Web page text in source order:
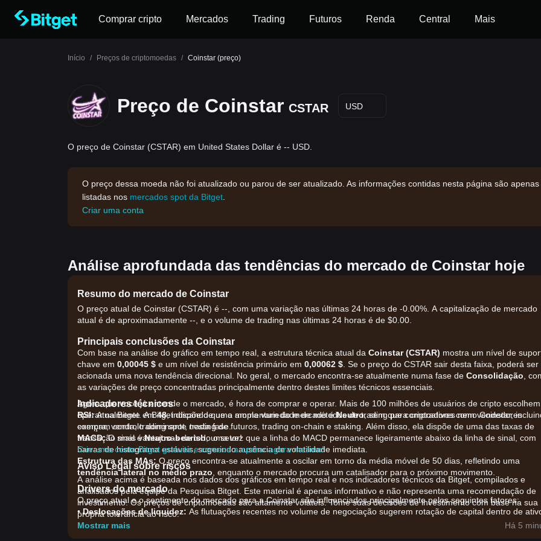
Comprar cripto Mercados Trading Futuros Renda Central Mais
Início / Preços de criptomoedas / Coinstar (preço)
Preço de Coinstar CSTAR USD
O preço de Coinstar (CSTAR) em United States Dollar é -- USD.
O preço dessa moeda não foi atualizado ou parou de ser atualizado. As informações contidas nesta página são
listadas nos mercados spot da Bitget
Criar uma conta
Análise aprofundada das tendências do mercado de Coinstar hoje
Resumo do mercado de Coinstar
O preço atual de Coinstar (CSTAR) é --, com uma variação nas últimas 24 horas de -0.00%. A capitalização de mercado
atual é de aproximadamente --, e o volume de trading nas últimas 24 horas é de $0.00.
Principais conclusões da Coinstar
Com base na análise do gráfico em tempo real, a estrutura técnica atual da Coinstar (CSTAR) mostra um nível de
chave em 0,00045 $ e um nível de resistência primário em 0,00062 $ . Se o preço do CSTAR sair desta faixa, poderá ser
acionada uma nova tendência direcional. No geral, o mercado encontra-se atualmente numa fase de Consolidação ,
as variações de preço concentradas principalmente dentro destes limites técnicos essenciais.
Indicadores técnicos
RSI:Atualmente em48, indicando que o momentum do mercado éNeutro, sem que compradores nem vendedores
exerçam controlo dominante nesta fase.
MACD:O sinal éNeutro-bearish, uma vez que a linha do MACD permanece ligeiramente abaixo da linha de sinal, com
barras de histograma estáveis, sugerindo ausência de volatilidade imediata.
Estrutura das MAs: O preço encontra-se atualmente a oscilar em torno da média móvel de 50 dias, refletindo uma
tendência lateral no médio prazo , enquanto o mercado procura um catalisador para o próximo movimento.
Drivers do mercado
O preço atual e o sentimento do mercado para a Coinstar são influenciados principalmente pelos seguintes fatores:
•Deslocações de liquidez: As flutuações recentes no volume de negociação sugerem rotação de capital dentro de
micro-cap, afetando a estabilidade do preço do CSTAR no curto prazo.
Agora que você já entende o mercado, é hora de comprar e operar. Mais de 100 milhões de usuários de cripto escolhem
operar na Bitget. A Bitget dispõe de uma ampla variedade de métodos de trading para criptoativos como Coinstar,
compra, venda, trading spot, trading de futuros, trading on-chain e staking. Além disso, ela dispõe de uma das taxas de
transação mais vantajosas de todo o setor!
Crie uma conta Bitget gratuita e comece a operar agora mesmo!
Aviso Legal sobre riscos
A análise acima é baseada nos dados dos gráficos em tempo real e nos indicadores técnicos da Bitget, compilados e
analisados pela equipe da Pesquisa Bitget. Este material é apenas informativo e não representa uma recomendação de
investimento. Os preços de criptomoedas são altamente voláteis. Tome suas decisões de investimento com base na sua
própria tolerância ao risco.
Mostrar mais
Há 5